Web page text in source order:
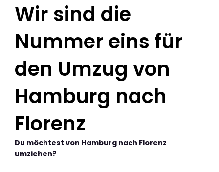
Wir sind die
Nummer eins für
den Umzug von
Hamburg nach
Florenz
Du möchtest von Hamburg nach Florenz
umziehen?